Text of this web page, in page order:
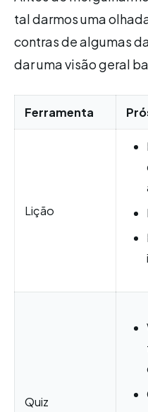
tal darmos uma
contras de algumas
dar uma visão geral
Ferramenta
Lição
Quiz